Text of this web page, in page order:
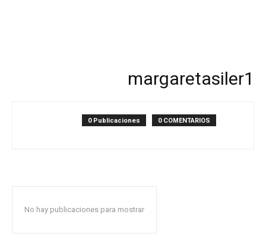
margaretasiler1
0 Publicaciones 0 COMENTARIOS
No hay publicaciones para mostrar